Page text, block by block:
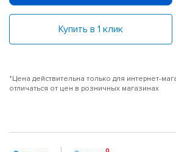
Купить в 1 клик
*Цена действительна только для интернет-
отличаться от цен в розничных магазинах